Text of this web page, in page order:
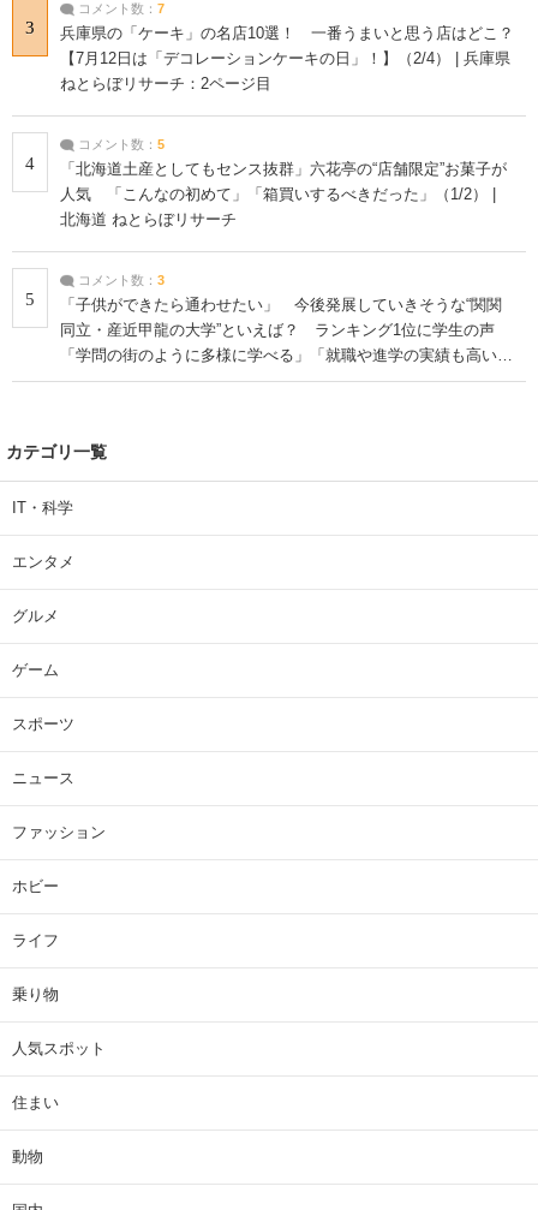
3
コメント数： 7
兵庫県の「ケーキ」の名店10選！ 一番うまいと思う店はどこ？
【7月12日は「デコレーションケーキの日」！】（2/4） | 兵庫県
ねとらぼリサーチ：2ページ目
4
コメント数： 5
「北海道土産としてもセンス抜群」六花亭の“店舗限定”お菓子が
人気 「こんなの初めて」「箱買いするべきだった」（1/2） |
北海道 ねとらぼリサーチ
5
コメント数： 3
「子供ができたら通わせたい」 今後発展していきそうな“関関
同立・産近甲龍の大学”といえば？ ランキング1位に学生の声
「学問の街のように多様に学べる」「就職や進学の実績も高い」
| 大学 ねとらぼリサーチ
カテゴリ一覧
IT・科学
エンタメ
グルメ
ゲーム
スポーツ
ニュース
ファッション
ホビー
ライフ
乗り物
人気スポット
住まい
動物